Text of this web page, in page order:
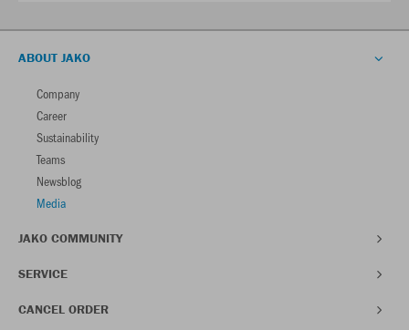
ABOUT JAKO
Company
Career
Sustainability
Teams
Newsblog
Media
JAKO COMMUNITY
SERVICE
CANCEL ORDER